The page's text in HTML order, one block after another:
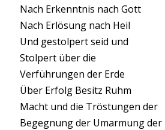
Nach Erkenntnis nach Gott
Nach Erlösung nach Heil
Und gestolpert seid und
Stolpert über die
Verführungen der Erde
Über Erfolg Besitz Ruhm
Macht und die Tröstungen der
Begegnung der Umarmung der